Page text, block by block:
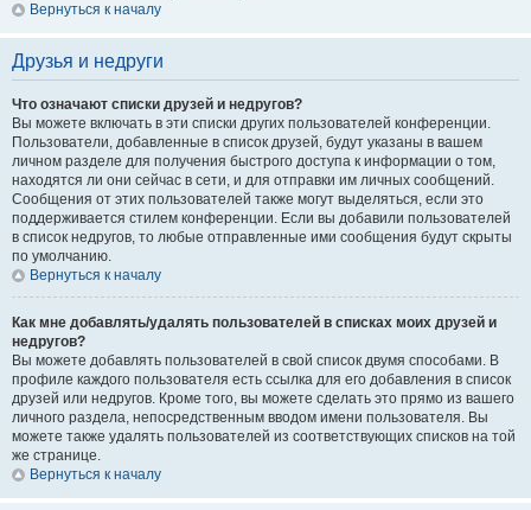
Вернуться к началу
Друзья и недруги
Что означают списки друзей и недругов?
Вы можете включать в эти списки других пользователей конференции.
Пользователи, добавленные в список друзей, будут указаны в вашем
личном разделе для получения быстрого доступа к информации о том,
находятся ли они сейчас в сети, и для отправки им личных сообщений.
Сообщения от этих пользователей также могут выделяться, если это
поддерживается стилем конференции. Если вы добавили пользователей
в список недругов, то любые отправленные ими сообщения будут скрыты
по умолчанию.
Вернуться к началу
Как мне добавлять/удалять пользователей в списках моих друзей и
недругов?
Вы можете добавлять пользователей в свой список двумя способами. В
профиле каждого пользователя есть ссылка для его добавления в список
друзей или недругов. Кроме того, вы можете сделать это прямо из вашего
личного раздела, непосредственным вводом имени пользователя. Вы
можете также удалять пользователей из соответствующих списков на той
же странице.
Вернуться к началу